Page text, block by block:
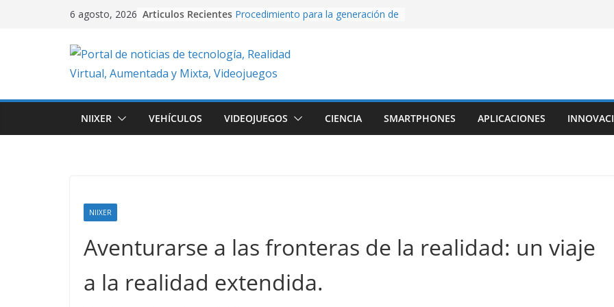
6 agosto, 2026 Articulos Recientes Procedimiento para la generación de
plataformas 2D hecho desde cero
en Unity.
Creación de videos con Inteligencia
EasyAR: Así construimos una app
que cobra vida al escanear una
NIIXER VEHÍCULOS VIDEOJUEGOS CIENCIA SMARTPHONES APLICACIONES
NIIXER
Aventurarse a las fronteras de la realidad: un viaje
a la realidad extendida.